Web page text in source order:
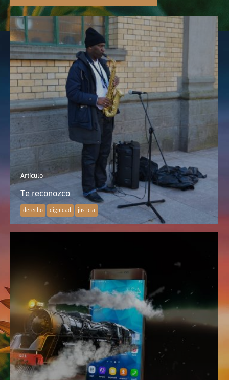
Artículo
Te reconozco
derecho dignidad justicia